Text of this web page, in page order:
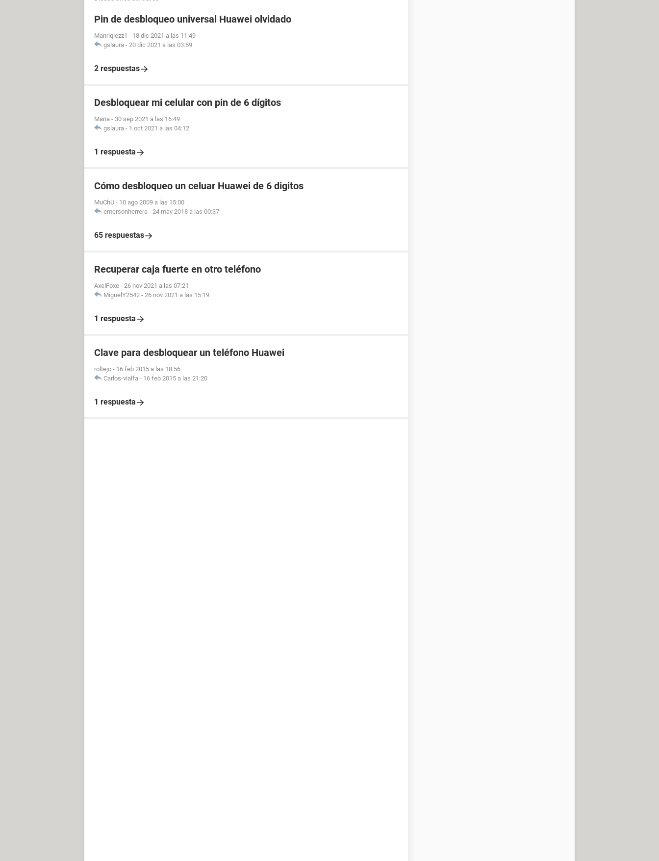
Pin de desbloqueo universal Huawei olvidado
Manriqiezz1 - 18 dic 2021 a las 11:49
gslaura - 20 dic 2021 a las 03:59
2 respuestas
Desbloquear mi celular con pin de 6 dígitos
Maria - 30 sep 2021 a las 16:49
gslaura - 1 oct 2021 a las 04:12
1 respuesta
Cómo desbloqueo un celuar Huawei de 6 digitos
MuChU - 10 ago 2009 a las 15:00
emersonherrera - 24 may 2018 a las 00:37
65 respuestas
Recuperar caja fuerte en otro teléfono
AxelFoxe - 26 nov 2021 a las 07:21
MiguelY2542 - 26 nov 2021 a las 15:19
1 respuesta
Clave para desbloquear un teléfono Huawei
roltejc - 16 feb 2015 a las 18:56
Carlos-vialfa - 16 feb 2015 a las 21:20
1 respuesta